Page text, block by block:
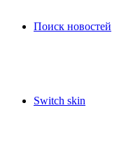
Поиск новостей
Switch skin